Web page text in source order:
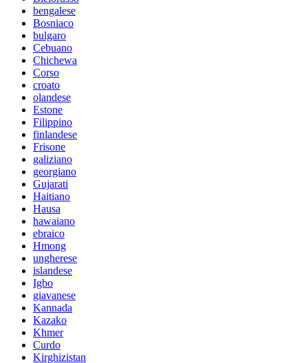
bengalese
Bosniaco
bulgaro
Cebuano
Chichewa
Corso
croato
olandese
Estone
Filippino
finlandese
Frisone
galiziano
georgiano
Gujarati
Haitiano
Hausa
hawaiano
ebraico
Hmong
ungherese
islandese
Igbo
giavanese
Kannada
Kazako
Khmer
Curdo
Kirghizistan